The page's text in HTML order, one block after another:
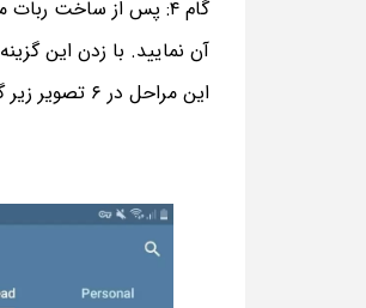
آن نمایید. با زدن این
این مراحل در ۶ تصویر زیر گام به گام نشان داده شده است.